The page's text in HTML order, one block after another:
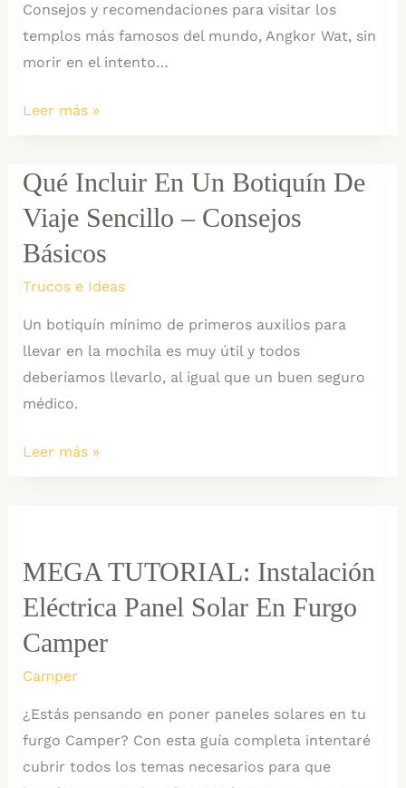
Meditación
en
Chiang
Consejos y recomendaciones para visitar los
templos más famosos del mundo, Angkor Wat, sin
morir en el intento…
19
Visitar
Angkor
Wat
Leer más »
Qué Incluir En Un Botiquín De
Viaje Sencillo – Consejos
Básicos
Trucos e Ideas
Un botiquín mínimo de primeros auxilios para
llevar en la mochila es muy útil y todos
deberíamos llevarlo, al igual que un buen seguro
médico.
Qué
de
Viaje
sencillo
Consejos
básicos
Leer más »
MEGA TUTORIAL: Instalación
Eléctrica Panel Solar En Furgo
Camper
Camper
¿Estás pensando en poner paneles solares en tu
furgo Camper? Con esta guía completa intentaré
cubrir todos los temas necesarios para que